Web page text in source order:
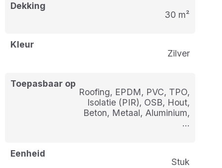
Dekking
30 m²
Kleur
Zilver
Toepasbaar op
Roofing, EPDM, PVC, TPO,
Isolatie (PIR), OSB, Hout,
Beton, Metaal, Aluminium,
…
Eenheid
stuk